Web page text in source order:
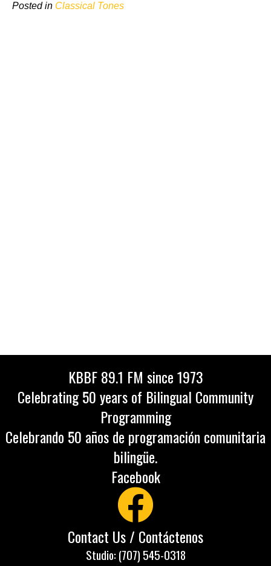
Posted in Classical Tones
KBBF 89.1 FM since 1973
Celebrating 50 years of Bilingual Community
Programming
Celebrando 50 años de programación comunitaria
bilingüe.
Facebook
Contact Us / Contáctenos
Studio: (707) 545-0318